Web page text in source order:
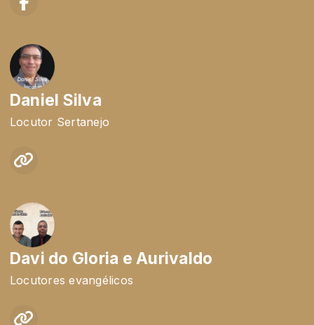
Daniel Silva
Locutor Sertanejo
Davi do Gloria e Aurivaldo
Locutores evangélicos